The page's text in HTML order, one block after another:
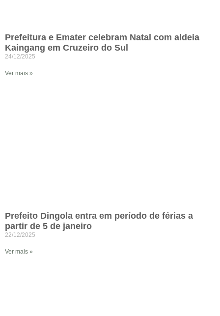
Prefeitura e Emater celebram Natal com aldeia
Kaingang em Cruzeiro do Sul
24/12/2025
Ver mais »
Prefeito Dingola entra em período de férias a
partir de 5 de janeiro
22/12/2025
Ver mais »